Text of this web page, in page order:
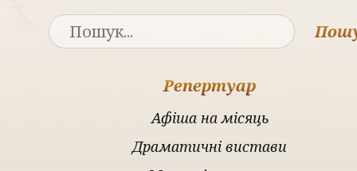
Репертуар
Афіша на місяць
Драматичні вистави